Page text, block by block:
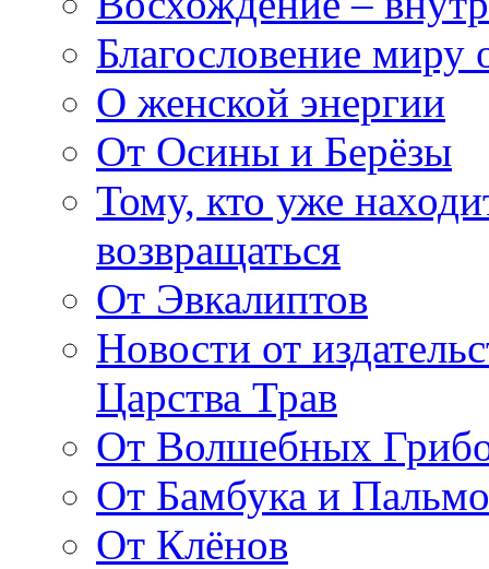
Благословение миру
О женской энергии
От Осины и Берёзы
Тому, кто уже
возвращаться
От Эвкалиптов
Новости от
Царства Трав
От Волшебных
От Бамбука и
От Клёнов